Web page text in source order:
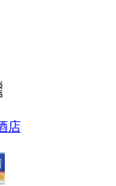
店